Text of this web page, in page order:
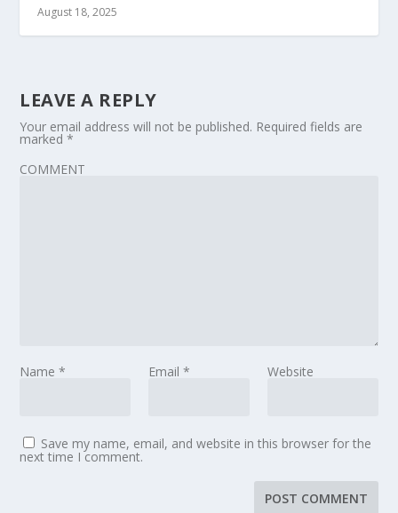
August 18, 2025
LEAVE A REPLY
Your email address will not be published. Required fields are
marked*
COMMENT
Name* Email * Website
Save my name, email, and website in this browser for the
next time I comment.